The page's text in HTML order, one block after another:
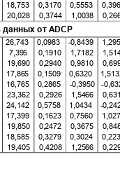
18,753 0,3170 0,5553
20,028 0,3744 1,0038
данных от ADCP
26,743 0,0983 -0,8439
7,395 0,1910
1,7182
19,690 0,2940 0,9810
17,865 0,1509 0,6320
16,765 0,2865 -0,3950
-
23,362 0,2926 1,5466
24,142 0,5758 1,0434 -
17,399 0,1623 0,7560
19,850 0,2472 0,3675
18,585 0,3279 0,3024
19,405 0,4208 1,2566